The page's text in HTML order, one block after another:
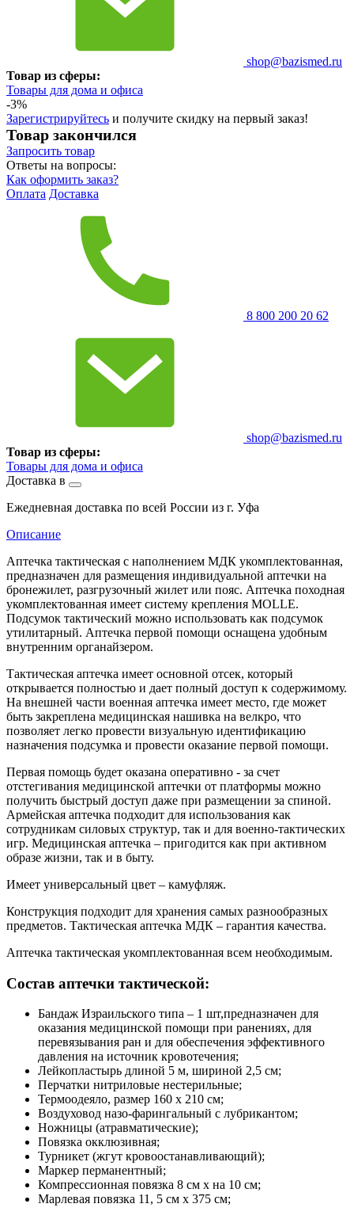
shop@bazismed.ru
Товар из сферы:
Товары для дома и офиса
-3%
Зарегистрируйтесь и получите скидку на первый заказ!
Товар закончился
Запросить товар
Ответы на вопросы:
Как оформить заказ?
Оплата Доставка
8 800 200 20 62
shop@bazismed.ru
Товар из сферы:
Товары для дома и офиса
Доставка в
Ежедневная доставка по всей России из г. Уфа
Описание
Аптечка тактическая с наполнением МДК укомплектованная,
предназначен для размещения индивидуальной аптечки на
бронежилет, разгрузочный жилет или пояс. Аптечка походная
укомплектованная имеет систему крепления MOLLE.
Подсумок тактический можно использовать как подсумок
утилитарный. Аптечка первой помощи оснащена удобным
внутренним органайзером.
Тактическая аптечка имеет основной отсек, который
открывается полностью и дает полный доступ к содержимому.
На внешней части военная аптечка имеет место, где может
быть закреплена медицинская нашивка на велкро, что
позволяет легко провести визуальную идентификацию
назначения подсумка и провести оказание первой помощи.
Первая помощь будет оказана оперативно - за счет
отстегивания медицинской аптечки от платформы можно
получить быстрый доступ даже при размещении за спиной.
Армейская аптечка подходит для использования как
сотрудникам силовых структур, так и для военно-тактических
игр. Медицинская аптечка – пригодится как при активном
образе жизни, так и в быту.
Имеет универсальный цвет – камуфляж.
Конструкция подходит для хранения самых разнообразных
предметов. Тактическая аптечка МДК – гарантия качества.
Аптечка тактическая укомплектованная всем необходимым.
Состав аптечки тактической:
Бандаж Израильского типа – 1 шт,предназначен для
оказания медицинской помощи при ранениях, для
перевязывания ран и для обеспечения эффективного
давления на источник кровотечения;
Лейкопластырь длиной 5 м, шириной 2,5 см;
Перчатки нитриловые нестерильные;
Термоодеяло, размер 160 х 210 см;
Воздуховод назо-фарингальный с лубрикантом;
Ножницы (атравматические);
Повязка окклюзивная;
Турникет (жгут кровоостанавливающий);
Маркер перманентный;
Компрессионная повязка 8 см х на 10 см;
Марлевая повязка 11, 5 см х 375 см;